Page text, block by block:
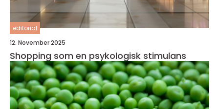
editorial
12. November 2025
Shopping som en psykologisk stimulans